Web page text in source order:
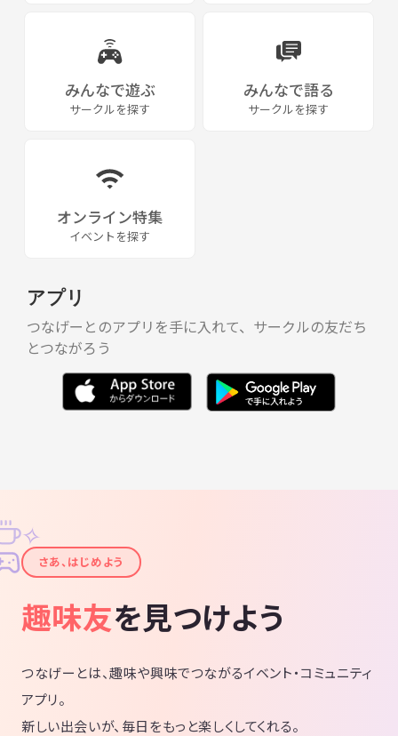
みんなで遊ぶ
サークルを探す
みんなで語る
サークルを探す
オンライン特集
イベントを探す
アプリ
つなげーとのアプリを手に入れて、サークルの友だち
とつながろう
✦
✧
さあ、はじめよう
趣味友を見つけよう
つなげーとは、趣味や興味でつながるイベント・コミュニティ
アプリ。
新しい出会いが、毎日をもっと楽しくしてくれる。